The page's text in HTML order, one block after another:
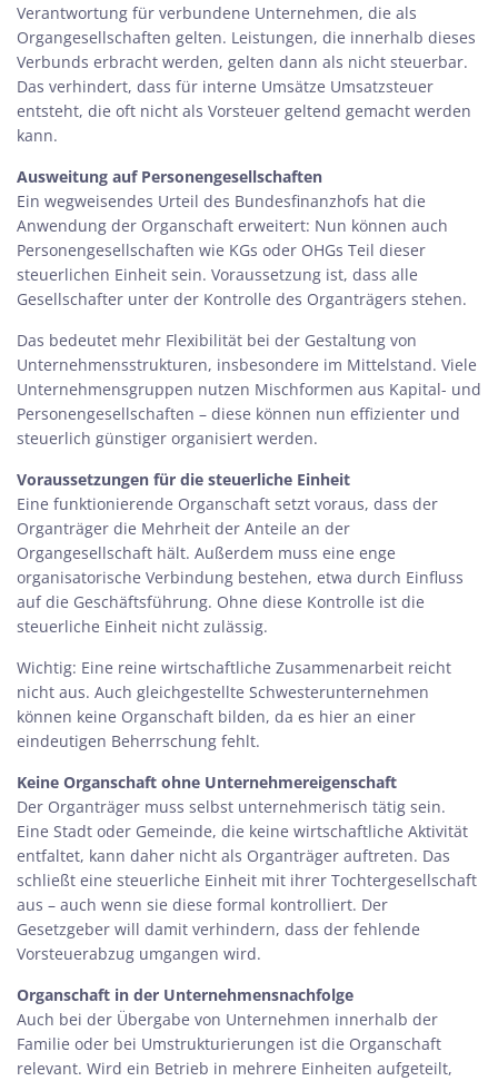
Verantwortung für verbundene Unternehmen, die als
Organgesellschaften gelten. Leistungen, die innerhalb dieses
Verbunds erbracht werden, gelten dann als nicht steuerbar.
Das verhindert, dass für interne Umsätze Umsatzsteuer
entsteht, die oft nicht als Vorsteuer geltend gemacht werden
kann.
Ausweitung auf Personengesellschaften
Ein wegweisendes Urteil des Bundesfinanzhofs hat die
Anwendung der Organschaft erweitert: Nun können auch
Personengesellschaften wie KGs oder OHGs Teil dieser
steuerlichen Einheit sein. Voraussetzung ist, dass alle
Gesellschafter unter der Kontrolle des Organträgers stehen.
Das bedeutet mehr Flexibilität bei der Gestaltung von
Unternehmensstrukturen, insbesondere im Mittelstand. Viele
Unternehmensgruppen nutzen Mischformen aus Kapital- und
Personengesellschaften – diese können nun effizienter und
steuerlich günstiger organisiert werden.
Voraussetzungen für die steuerliche Einheit
Eine funktionierende Organschaft setzt voraus, dass der
Organträger die Mehrheit der Anteile an der
Organgesellschaft hält. Außerdem muss eine enge
organisatorische Verbindung bestehen, etwa durch Einfluss
auf die Geschäftsführung. Ohne diese Kontrolle ist die
steuerliche Einheit nicht zulässig.
Wichtig: Eine reine wirtschaftliche Zusammenarbeit reicht
nicht aus. Auch gleichgestellte Schwesterunternehmen
können keine Organschaft bilden, da es hier an einer
eindeutigen Beherrschung fehlt.
Keine Organschaft ohne Unternehmereigenschaft
Der Organträger muss selbst unternehmerisch tätig sein.
Eine Stadt oder Gemeinde, die keine wirtschaftliche Aktivität
entfaltet, kann daher nicht als Organträger auftreten. Das
schließt eine steuerliche Einheit mit ihrer Tochtergesellschaft
aus – auch wenn sie diese formal kontrolliert. Der
Gesetzgeber will damit verhindern, dass der fehlende
Vorsteuerabzug umgangen wird.
Organschaft in der Unternehmensnachfolge
Auch bei der Übergabe von Unternehmen innerhalb der
Familie oder bei Umstrukturierungen ist die Organschaft
relevant. Wird ein Betrieb in mehrere Einheiten aufgeteilt,